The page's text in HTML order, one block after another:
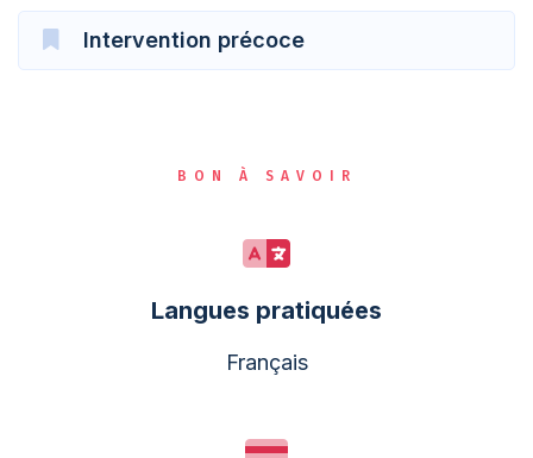
Intervention précoce
BON À SAVOIR
Langues pratiquées
Français